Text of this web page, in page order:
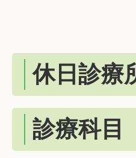
休日診療
診療科目